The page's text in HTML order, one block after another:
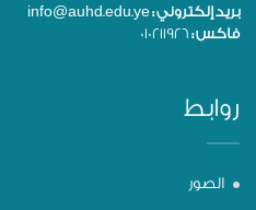
بريد إلكتروني :
فاكس :
روابط
الصور